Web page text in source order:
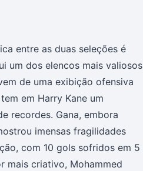
entre as duas seleções é
um dos elencos mais valiosos
de uma exibição ofensiva
em Harry Kane um
recordes. Gana, embora
imensas fragilidades
com 10 gols sofridos em 5
mais criativo, Mohammed